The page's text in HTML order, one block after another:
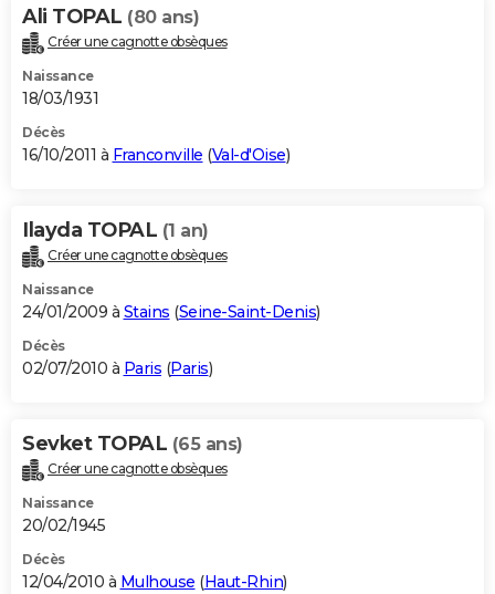
Ali TOPAL (80 ans)
Créer une cagnotte obsèques
Naissance
18/03/1931
Décès
16/10/2011 à Franconville (Val-d'Oise)
Ilayda TOPAL (1 an)
Créer une cagnotte obsèques
Naissance
24/01/2009 à Stains (Seine-Saint-Denis)
Décès
02/07/2010 à Paris (Paris)
Sevket TOPAL (65 ans)
Créer une cagnotte obsèques
Naissance
20/02/1945
Décès
12/04/2010 à Mulhouse (Haut-Rhin)